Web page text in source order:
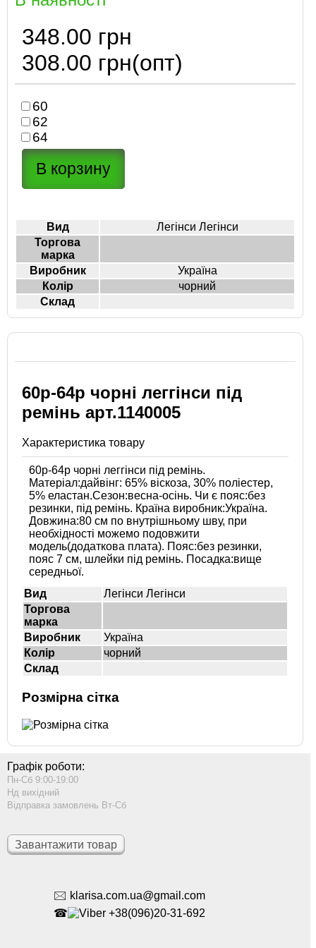
348.00 грн
308.00 грн(опт)
60
62
64
Вид
Легінси Легінси
Торгова
марка
Виробник
Україна
Колір
чорний
Склад
60р-64р чорні леггінси під
ремінь арт.1140005
Характеристика товару
60р-64р чорні леггінси під ремінь.
Матеріал:дайвінг: 65% віскоза, 30% поліестер,
5% еластан.Сезон:весна-осінь. Чи є пояс:без
резинки, під ремінь. Країна виробник:Україна.
Довжина:80 см по внутрішньому шву, при
необхідності можемо подовжити
модель(додаткова плата). Пояс:без резинки,
пояс 7 см, шлейки під ремінь. Посадка:вище
середньої.
Вид
Легінси Легінси
Торгова
марка
Виробник
Україна
Колір
чорний
Склад
Розмірна сітка
Графік роботи:
Пн-Сб 9:00-19:00
Нд вихідний
Відправка замовлень Вт-Сб
Завантажити товар
🖂 klarisa.com.ua@gmail.com
☎
+38(096)20-31-692